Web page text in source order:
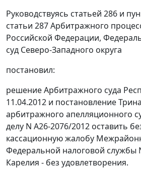
Руководствуясь статьей 286 и
статьи 287Арбитражного
Российской Федерации,
суд Северо-Западного округа
постановил:
решениеАрбитражного суда
11.04.2012 и постановление
арбитражного апелляционного
делу N А26-2076/2012 оставить
кассационную жалобу
Федеральной налоговой службы
Карелия - без удовлетворения.